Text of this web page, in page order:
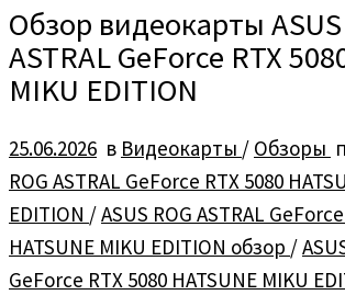
Обзор видеокарты ASUS
ASTRAL GeForce RTX
MIKU EDITION
25.06.2026 в Видеокарты / Обзоры
ROG ASTRAL GeForce RTX 5080
EDITION /ASUS ROG ASTRAL
HATSUNE MIKU EDITION обзор /
GeForce RTX 5080 HATSUNE MIKU